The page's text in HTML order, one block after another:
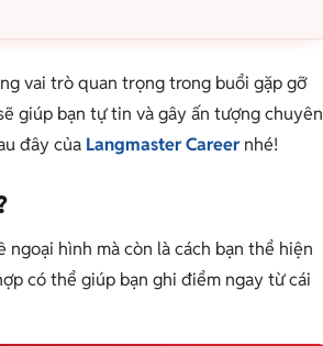
vai trò quan trọng trong buổi gặp gỡ
giúp bạn tự tin và gây ấn tượng chuyên
đây của Langmaster Careernhé!
hình mà còn là cách bạn thể hiện
có thể giúp bạn ghi điểm ngay từ cái